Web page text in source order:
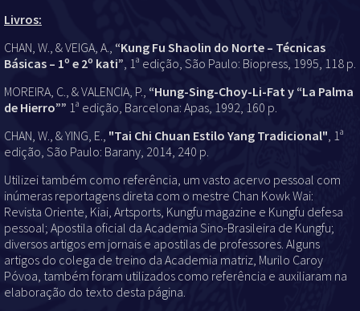
Livros:
CHAN, W., & VEIGA, A., “Kung Fu Shaolin do Norte – Técnicas
Básicas – 1º e 2º kati” , 1ª edição, São Paulo: Biopress, 1995, 118 p.
MOREIRA, C., & VALENCIA, P., “Hung-Sing-Choy-Li-Fat y “La Palma
de Hierro”” 1ª edição, Barcelona: Apas, 1992, 160 p.
CHAN, W., & YING, E., "Tai Chi Chuan Estilo Yang Tradicional", 1ª
edição, São Paulo: Barany, 2014, 240 p.
Utilizei também como referência, um vasto acervo pessoal com
inúmeras reportagens direta com o mestre Chan Kowk Wai:
Revista Oriente, Kiai, Artsports, Kungfu magazine e Kungfu defesa
pessoal; Apostila oficial da Academia Sino-Brasileira de Kungfu;
diversos artigos em jornais e apostilas de professores. Alguns
artigos do colega de treino da Academia matriz, Murilo Caroy
Póvoa, também foram utilizados como referência e auxiliaram na
elaboração do texto desta página.